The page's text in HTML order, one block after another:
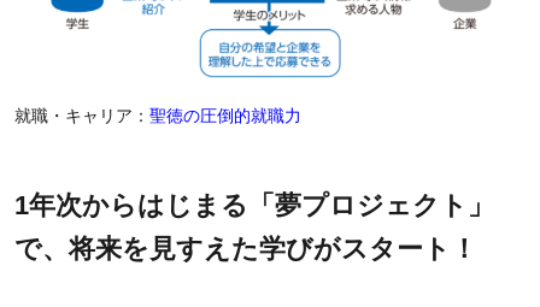
就職・キャリア： 聖徳の圧倒的就職力
1年次からはじまる「夢プロジェクト」
で、将来を見すえた学びがスタート！